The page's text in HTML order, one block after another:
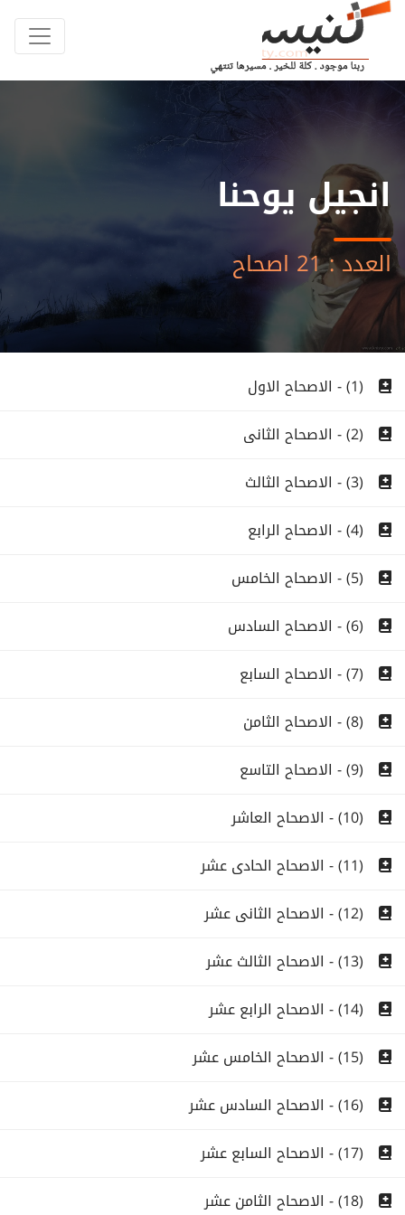
انجيل يوحنا
العدد : 21 اصحاح
(1) - الاصحاح الاول
(2) - الاصحاح الثانى
(3) - الاصحاح الثالث
(4) - الاصحاح الرابع
(5) - الاصحاح الخامس
(6) - الاصحاح السادس
(7) - الاصحاح السابع
(8) - الاصحاح الثامن
(9) - الاصحاح التاسع
(10) - الاصحاح العاشر
(11) - الاصحاح الحادى عشر
(12) - الاصحاح الثانى عشر
(13) - الاصحاح الثالث عشر
(14) - الاصحاح الرابع عشر
(15) - الاصحاح الخامس عشر
(16) - الاصحاح السادس عشر
(17) - الاصحاح السابع عشر
(18) - الاصحاح الثامن عشر